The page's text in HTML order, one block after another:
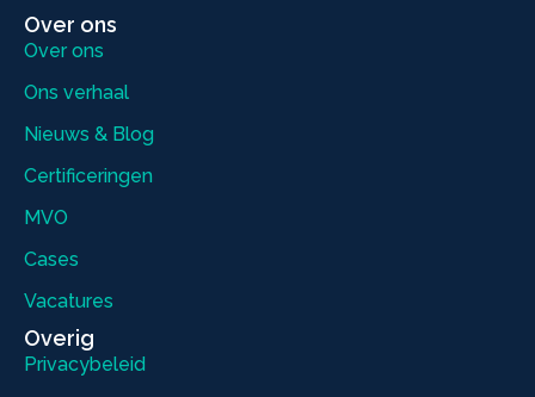
Over ons
Over ons
Ons verhaal
Nieuws & Blog
Certificeringen
MVO
Cases
Vacatures
Overig
Privacybeleid